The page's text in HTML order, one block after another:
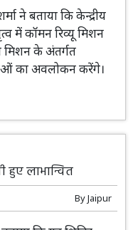
ByJaipur
सुधीर कुमार शर्मा ने
के अंतर्गत संचालित
करेंगे।